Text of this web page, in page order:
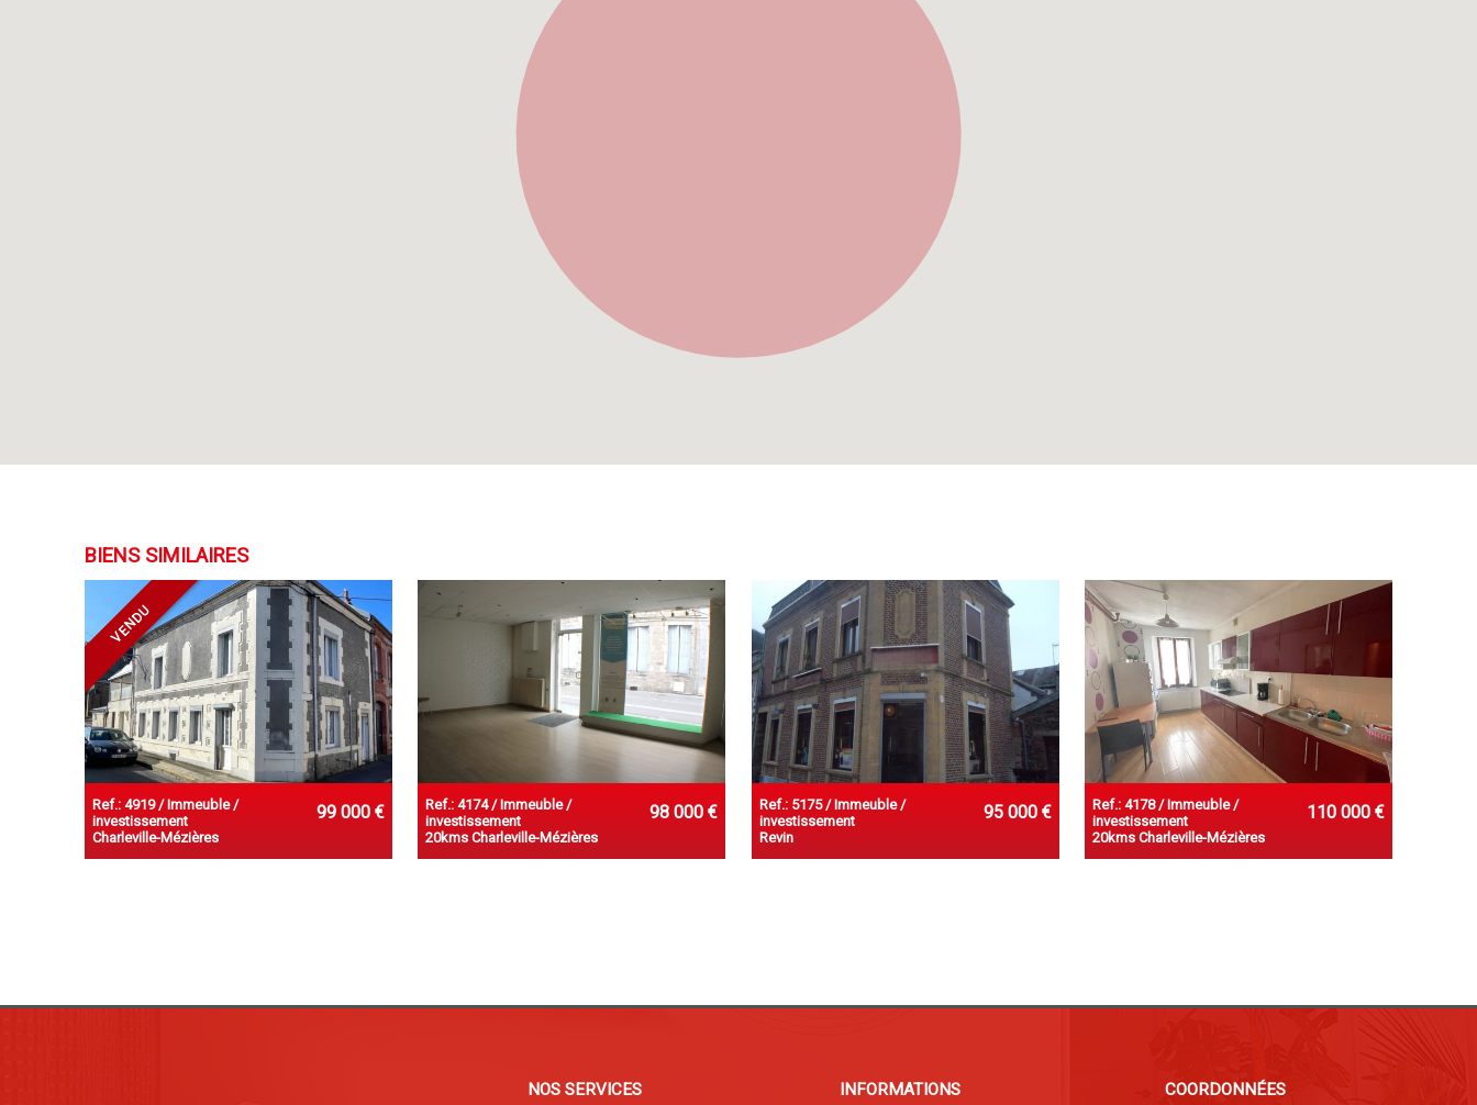
BIENS SIMILAIRES
VENDU
Ref.: 4919 / Immeuble /
investissement
Charleville-Mézières
99 000 €
Ref.: 4174 / Immeuble /
investissement
20kms Charleville-Mézières
98 000 €
Ref.: 5175 / Immeuble /
investissement
Revin
95 000 €
Ref.: 4178 / Immeuble /
investissement
20kms Charleville-Mézières
110 000 €
NOS SERVICES INFORMATIONS COORDONNÉES